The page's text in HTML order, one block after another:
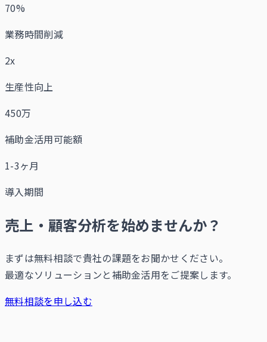
70%
業務時間削減
2x
生産性向上
450万
補助金活用可能額
1-3ヶ月
導入期間
売上・顧客分析を始めませんか？
まずは無料相談で貴社の課題をお聞かせください。
最適なソリューションと補助金活用をご提案します。
無料相談を申し込む